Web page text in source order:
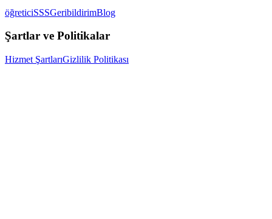
öğreticiSSSGeribildirimBlog
Şartlar ve Politikalar
Hizmet ŞartlarıGizlilik Politikası